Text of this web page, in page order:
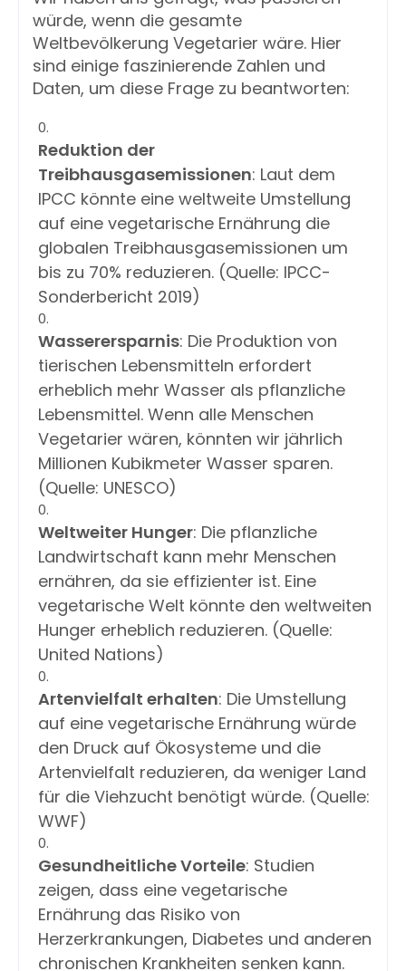
würde, wenn die gesamte
Weltbevölkerung Vegetarier wäre. Hier
sind einige faszinierende Zahlen und
Daten, um diese Frage zu beantworten:
Reduktion der
Treibhausgasemissionen: Laut dem
IPCC könnte eine weltweite Umstellung
auf eine vegetarische Ernährung die
globalen Treibhausgasemissionen um
bis zu 70% reduzieren. (Quelle: IPCC-
Sonderbericht 2019)
Wasserersparnis: Die Produktion von
tierischen Lebensmitteln erfordert
erheblich mehr Wasser als pflanzliche
Lebensmittel. Wenn alle Menschen
Vegetarier wären, könnten wir jährlich
Millionen Kubikmeter Wasser sparen.
(Quelle: UNESCO)
Weltweiter Hunger: Die pflanzliche
Landwirtschaft kann mehr Menschen
ernähren, da sie effizienter ist. Eine
vegetarische Welt könnte den weltweiten
Hunger erheblich reduzieren. (Quelle:
United Nations)
Artenvielfalt erhalten: Die Umstellung
auf eine vegetarische Ernährung würde
den Druck auf Ökosysteme und die
Artenvielfalt reduzieren, da weniger Land
für die Viehzucht benötigt würde. (Quelle:
WWF)
Gesundheitliche Vorteile: Studien
zeigen, dass eine vegetarische
Ernährung das Risiko von
Herzerkrankungen, Diabetes und anderen
chronischen Krankheiten senken kann.